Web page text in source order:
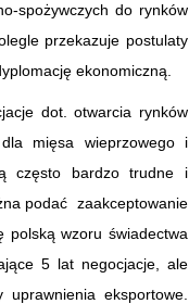
spożywczych do rynków
przekazuje postulaty
ekonomiczną.
dot. otwarcia rynków
mięsa wieprzowego i
często bardzo trudne i
podać zaakceptowanie
polską wzoru świadectwa
5 lat negocjacje, ale
eksportowe.